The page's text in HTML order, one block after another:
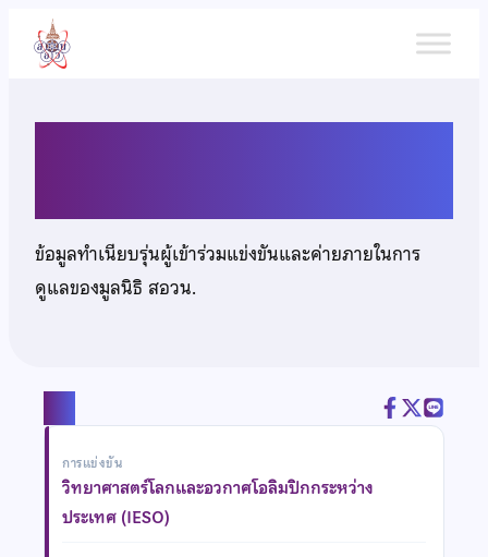
เนื้อหา
ข้อมูลทำเนียบรุ่นผู้เข้าร่วมแข่งขันและค่ายภายในการ
ดูแลของมูลนิธิ สอวน.
การแข่งขัน
วิทยาศาสตร์โลกและอวกาศโอลิมปิกกระหว่าง
ประเทศ (IESO)